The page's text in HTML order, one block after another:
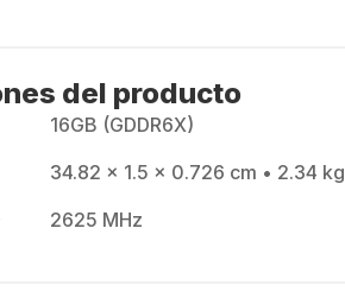
del producto
16GB (GDDR6X)
34.82 x 1.5 x 0.726 cm • 2.34 kg
2625 MHz